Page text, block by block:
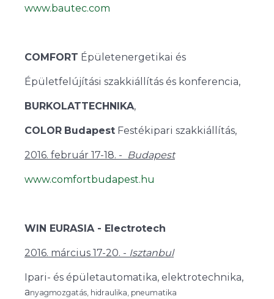
www.bautec.com
COMFORT Épületenergetikai és
Épületfelújítási szakkiállítás és konferencia,
BURKOLATTECHNIKA,
COLOR Budapest Festékipari szakkiállítás,
2016. február 17-18. - Budapest
www.comfortbudapest.hu
WIN EURASIA - Electrotech
2016. március 17-20. - Isztanbul
Ipari- és épületautomatika, elektrotechnika,
anyagmozgatás, hidraulika, pneumatika